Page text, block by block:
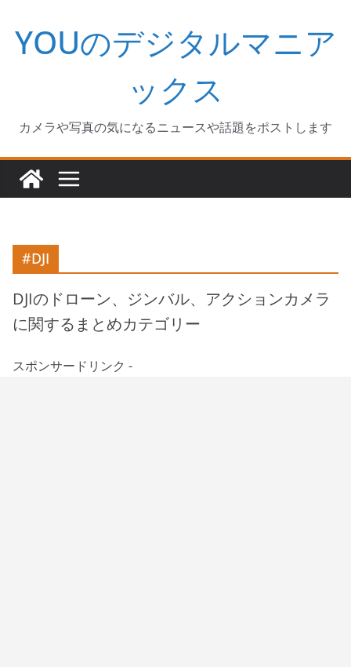
キ
YOUのデジタルマニア
ックス
カメラや写真の気になるニュースや話題をポストします
#DJI
DJIのドローン、ジンバル、アクションカメラ
に関するまとめカテゴリー
スポンサードリンク -